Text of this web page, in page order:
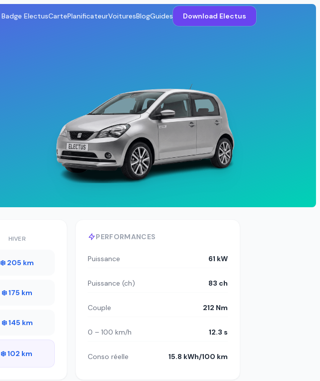
Badge ElectusCartePlanificateurVoituresBlogGuides Download Electus
HIVER
❄️ 205 km
❄️ 175 km
❄️ 145 km
❄️ 102 km
PERFORMANCES
Puissance 61 kW
Puissance (ch) 83 ch
Couple 212 Nm
0 – 100 km/h 12.3 s
Conso réelle 15.8 kWh/100 km